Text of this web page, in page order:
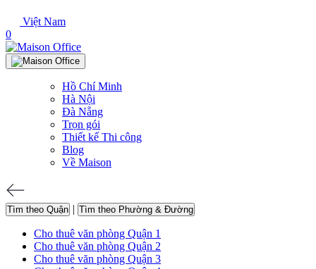
Việt Nam
0
Hồ Chí Minh
Hà Nội
Đà Nẵng
Trọn gói
Thiết kế Thi công
Blog
Về Maison
Tìm theo Quận | Tìm theo Phường & Đường
Cho thuê văn phòng Quận 1
Cho thuê văn phòng Quận 2
Cho thuê văn phòng Quận 3